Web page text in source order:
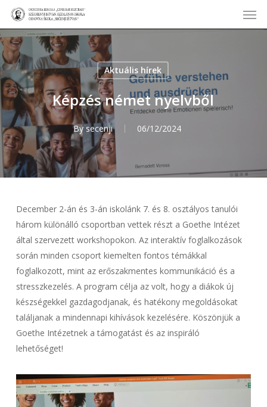
Skip
main
content
Aktuális hírek
Képzés német nyelvből
By secenji 06/12/2024
December 2-án és 3-án iskolánk 7. és 8. osztályos tanulói
három különálló csoportban vettek részt a Goethe Intézet
által szervezett workshopokon. Az interaktív foglalkozások
során minden csoport kiemelten fontos témákkal
foglalkozott, mint az erőszakmentes kommunikáció és a
stresszkezelés. A program célja az volt, hogy a diákok új
készségekkel gazdagodjanak, és hatékony megoldásokat
találjanak a mindennapi kihívások kezelésére. Köszönjük a
Goethe Intézetnek a támogatást és az inspiráló
lehetőséget!